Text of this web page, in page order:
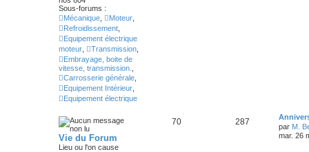
Sous-forums :
Mécanique
Moteur
Refroidissement
Equipement électrique
moteur
Transmission
Embrayage, boite de
vitesse, transmission.
Carrosserie générale
Equipement Intérieur
Equipement électrique
Vie du Forum
Lieu ou l'on cause
70 287
par M.
mar. 26